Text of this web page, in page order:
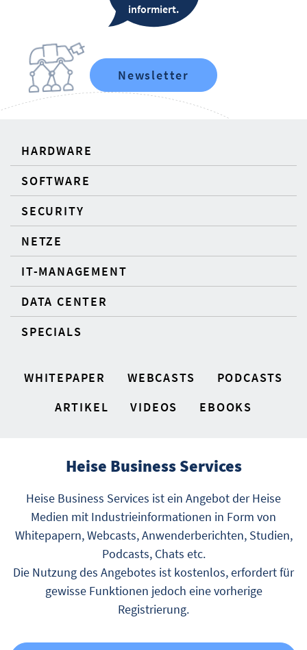
informiert.
Newsletter
HARDWARE
SOFTWARE
SECURITY
NETZE
IT-MANAGEMENT
DATA CENTER
SPECIALS
WHITEPAPER WEBCASTS
PODCASTS
ARTIKEL
VIDEOS EBOOKS
Heise Business Services
Heise Business Services ist ein Angebot der Heise
Medien mit Industrieinformationen in Form von
Whitepapern, Webcasts, Anwenderberichten, Studien,
Podcasts, Chats etc.
Die Nutzung des Angebotes ist kostenlos, erfordert für
gewisse Funktionen jedoch eine vorherige
Registrierung.